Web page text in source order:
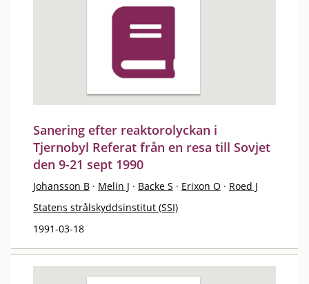
Sanering efter reaktorolyckan i
Tjernobyl Referat från en resa till Sovjet
den 9-21 sept 1990
Johansson B · Melin J · Backe S · Erixon O · Roed J
Statens strålskyddsinstitut (SSI)
1991-03-18